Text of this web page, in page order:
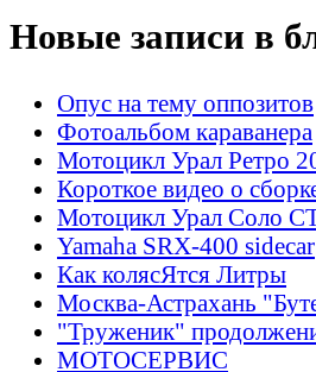
Новые записи в
Опус на тему оппозитов
Фотоальбом караванера
Мотоцикл Урал Ретро
Короткое видео о
Мотоцикл Урал Соло
Yamaha SRX-400 sidecar
Как колясЯтся Литры
Москва-Астрахань
"Труженик"
МОТОСЕРВИС